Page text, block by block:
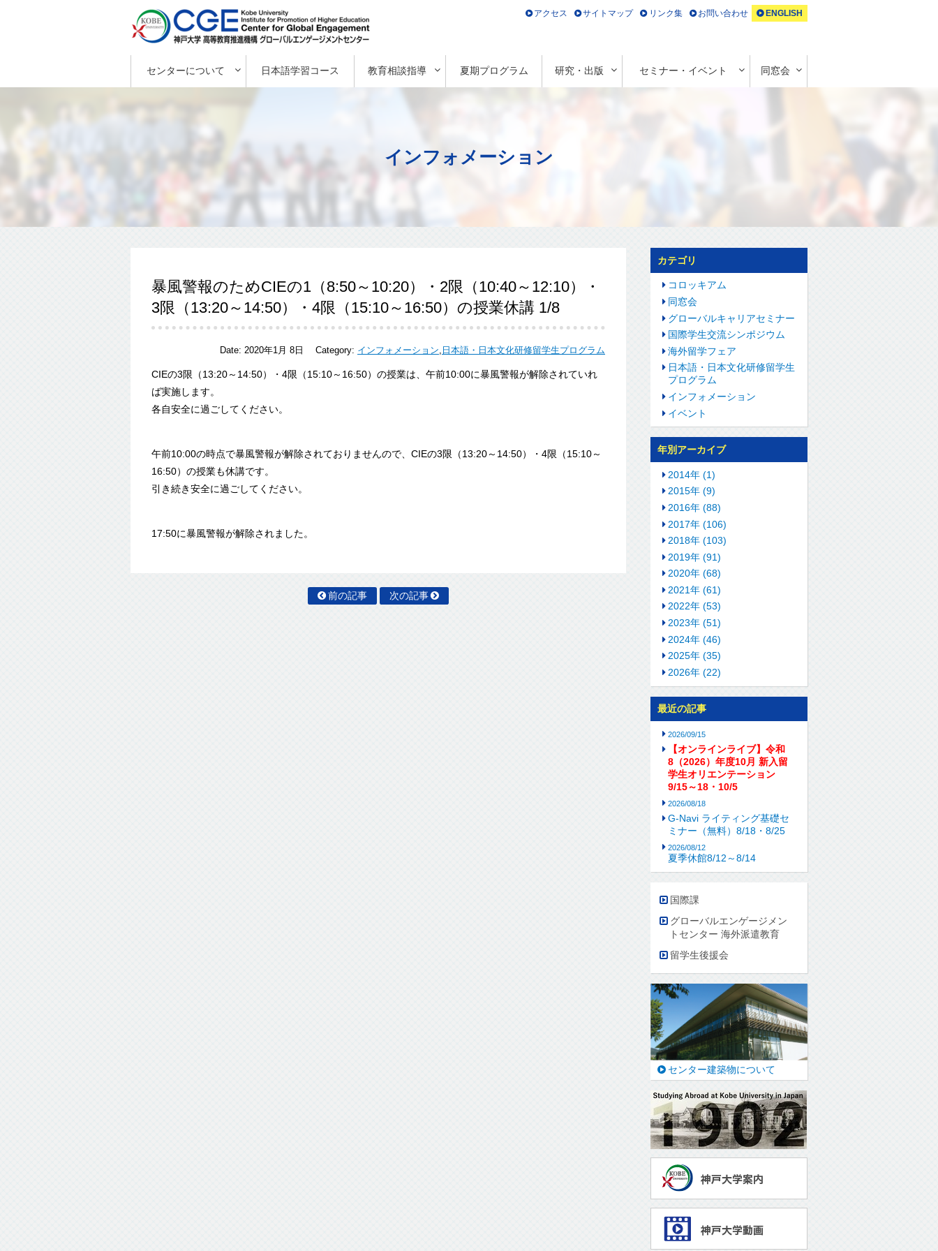
センターについて 日本語学習コース 教育相談指導 夏期プログラム 研究・出版 セミナー・イベント 同窓会
アクセス サイトマップ リンク集 お問い合わせ ENGLISH
インフォメーション
暴風警報のためCIEの1（8:50～10:20）・2限（10:40～12:10）・
3限（13:20～14:50）・4限（15:10～16:50）の授業休講 1/8
Date:2020年1月 8日 Category: インフォメーション, 日本語・日本文化研修留学生プログラム
CIEの3限（13:20～14:50）・4限（15:10～16:50）の授業は、午前10:00に暴風警報が解除されていれ
ば実施します。
各自安全に過ごしてください。
午前10:00の時点で暴風警報が解除されておりませんので、CIEの3限（13:20～14:50）・4限（15:10～
16:50）の授業も休講です。
引き続き安全に過ごしてください。
17:50に暴風警報が解除されました。
前の記事 次の記事
カテゴリ
コロッキアム
同窓会
グローバルキャリアセミナー
国際学生交流シンポジウム
海外留学フェア
日本語・日本文化研修留学生
プログラム
インフォメーション
イベント
年別アーカイブ
2014年 (1)
2015年 (9)
2016年 (88)
2017年 (106)
2018年 (103)
2019年 (91)
2020年 (68)
2021年 (61)
2022年 (53)
2023年 (51)
2024年 (46)
2025年 (35)
2026年 (22)
最近の記事
2026/09/15
【オンラインライブ】令和
8（2026）年度10月 新入留
学生オリエンテーション
9/15～18・10/5
2026/08/18
G-Navi ライティング基礎セ
ミナー（無料）8/18・8/25
2026/08/12
夏季休館8/12～8/14
国際課
グローバルエンゲージメン
トセンター 海外派遣教育
留学生後援会
センター建築物について